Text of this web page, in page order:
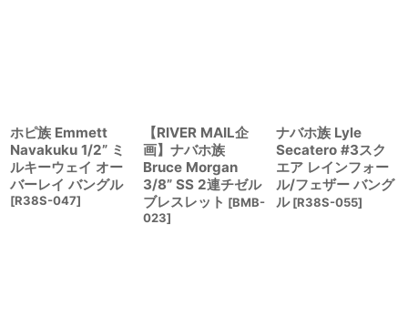
ホピ族 Emmett
Navakuku 1/2” ミ
ルキーウェイ オー
バーレイ バングル
[R38S-047]
【RIVER MAIL企
画】ナバホ族
Bruce Morgan
3/8” SS 2連チゼル
ブレスレット [BMB-
023]
ナバホ族 Lyle
Secatero #3スク
エア レインフォー
ル/フェザー バング
ル [R38S-055]